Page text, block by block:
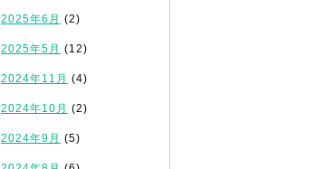
2025年6月 (2)
2025年5月 (12)
2024年11月 (4)
2024年10月 (2)
2024年9月 (5)